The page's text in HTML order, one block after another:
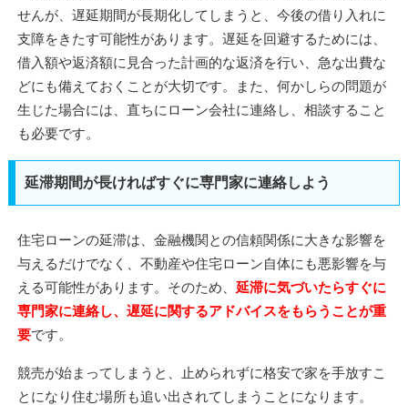
せんが、遅延期間が長期化してしまうと、今後の借り入れに
支障をきたす可能性があります。遅延を回避するためには、
借入額や返済額に見合った計画的な返済を行い、急な出費な
どにも備えておくことが大切です。また、何かしらの問題が
生じた場合には、直ちにローン会社に連絡し、相談すること
も必要です。
延滞期間が長ければすぐに専門家に連絡しよう
住宅ローンの延滞は、金融機関との信頼関係に大きな影響を
与えるだけでなく、不動産や住宅ローン自体にも悪影響を与
える可能性があります。そのため、 延滞に気づいたらすぐに
専門家に連絡し、遅延に関するアドバイスをもらうことが重
要です。
競売が始まってしまうと、止められずに格安で家を手放すこ
とになり住む場所も追い出されてしまうことになります。